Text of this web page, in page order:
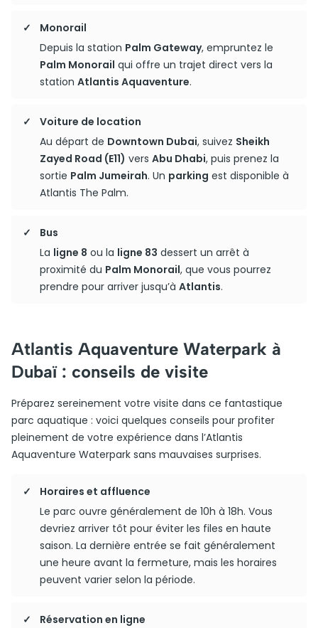
Monorail
Depuis la station Palm Gateway, empruntez le
Palm Monorail qui offre un trajet direct vers la
station Atlantis Aquaventure.
Voiture de location
Au départ de Downtown Dubai, suivez Sheikh
Zayed Road (E11) vers Abu Dhabi, puis prenez la
sortie Palm Jumeirah. Un parking est disponible à
Atlantis The Palm.
Bus
La ligne 8 ou la ligne 83 dessert un arrêt à
proximité du Palm Monorail, que vous pourrez
prendre pour arriver jusqu’à Atlantis.
Atlantis Aquaventure Waterpark à
Dubaï : conseils de visite
Préparez sereinement votre visite dans ce fantastique
parc aquatique : voici quelques conseils pour profiter
pleinement de votre expérience dans l’Atlantis
Aquaventure Waterpark sans mauvaises surprises.
Horaires et affluence
Le parc ouvre généralement de 10h à 18h. Vous
devriez arriver tôt pour éviter les files en haute
saison. La dernière entrée se fait généralement
une heure avant la fermeture, mais les horaires
peuvent varier selon la période.
Réservation en ligne